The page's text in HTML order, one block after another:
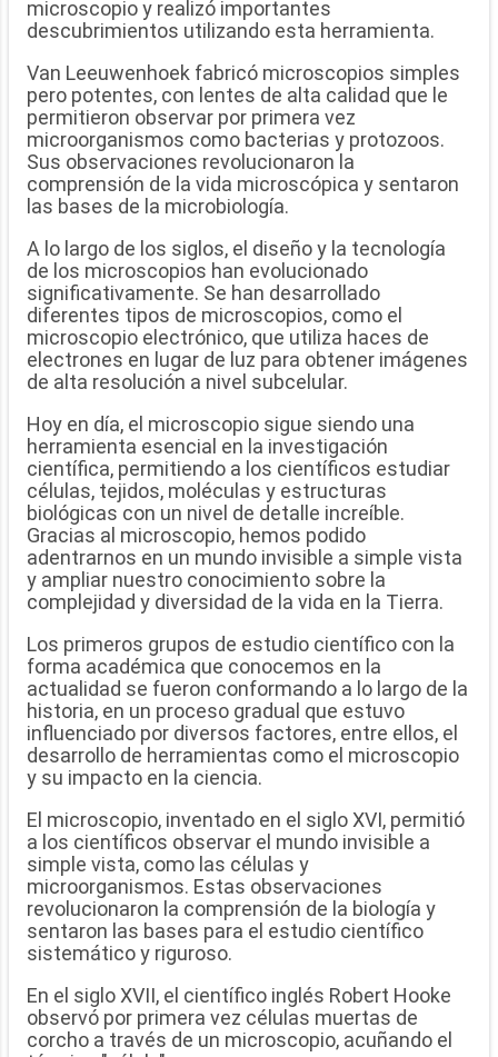
microscopio y realizó importantes
descubrimientos utilizando esta herramienta.
Van Leeuwenhoek fabricó microscopios simples
pero potentes, con lentes de alta calidad que le
permitieron observar por primera vez
microorganismos como bacterias y protozoos.
Sus observaciones revolucionaron la
comprensión de la vida microscópica y sentaron
las bases de la microbiología.
A lo largo de los siglos, el diseño y la tecnología
de los microscopios han evolucionado
significativamente. Se han desarrollado
diferentes tipos de microscopios, como el
microscopio electrónico, que utiliza haces de
electrones en lugar de luz para obtener imágenes
de alta resolución a nivel subcelular.
Hoy en día, el microscopio sigue siendo una
herramienta esencial en la investigación
científica, permitiendo a los científicos estudiar
células, tejidos, moléculas y estructuras
biológicas con un nivel de detalle increíble.
Gracias al microscopio, hemos podido
adentrarnos en un mundo invisible a simple vista
y ampliar nuestro conocimiento sobre la
complejidad y diversidad de la vida en la Tierra.
Los primeros grupos de estudio científico con la
forma académica que conocemos en la
actualidad se fueron conformando a lo largo de la
historia, en un proceso gradual que estuvo
influenciado por diversos factores, entre ellos, el
desarrollo de herramientas como el microscopio
y su impacto en la ciencia.
El microscopio, inventado en el siglo XVI, permitió
a los científicos observar el mundo invisible a
simple vista, como las células y
microorganismos. Estas observaciones
revolucionaron la comprensión de la biología y
sentaron las bases para el estudio científico
sistemático y riguroso.
En el siglo XVII, el científico inglés Robert Hooke
observó por primera vez células muertas de
corcho a través de un microscopio, acuñando el